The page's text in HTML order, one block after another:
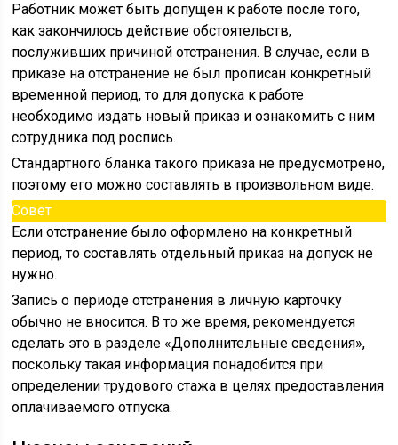
Работник может быть допущен к работе после того,
как закончилось действие обстоятельств,
послуживших причиной отстранения. В случае, если в
приказе на отстранение не был прописан конкретный
временной период, то для допуска к работе
необходимо издать новый приказ и ознакомить с ним
сотрудника под роспись.
Стандартного бланка такого приказа не предусмотрено,
поэтому его можно составлять в произвольном виде.
Совет
Если отстранение было оформлено на конкретный
период, то составлять отдельный приказ на допуск не
нужно.
Запись о периоде отстранения в личную карточку
обычно не вносится. В то же время, рекомендуется
сделать это в разделе «Дополнительные сведения»,
поскольку такая информация понадобится при
определении трудового стажа в целях предоставления
оплачиваемого отпуска.